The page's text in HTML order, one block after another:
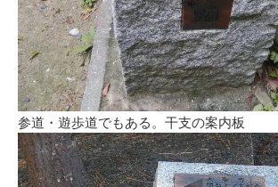
参道・遊歩道でもある。干支の案内板